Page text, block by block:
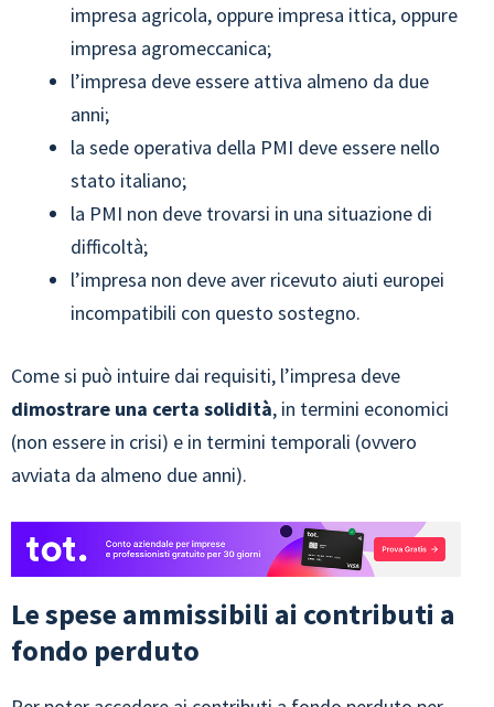
impresa agricola, oppure impresa ittica, oppure
impresa agromeccanica;
l’impresa deve essere attiva almeno da due
anni;
la sede operativa della PMI deve essere nello
stato italiano;
la PMI non deve trovarsi in una situazione di
difficoltà;
l’impresa non deve aver ricevuto aiuti europei
incompatibili con questo sostegno.
Come si può intuire dai requisiti, l’impresa deve
dimostrare una certa solidità, in termini economici
(non essere in crisi) e in termini temporali (ovvero
avviata da almeno due anni).
Le spese ammissibili ai contributi a
fondo perduto